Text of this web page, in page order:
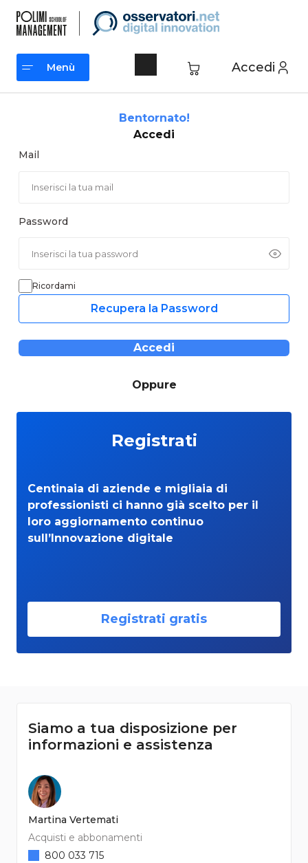
contenuto
Accedi
Menù
Bentornato!
Accedi
Mail
Password
Ricordami
Recupera la Password
Accedi
Oppure
Registrati
Centinaia di aziende e migliaia di
professionisti ci hanno già scelto per il
loro aggiornamento continuo
sull’Innovazione digitale
Registrati gratis
Siamo a tua disposizione per
informazioni e assistenza
Martina Vertemati
Acquisti e abbonamenti
800 033 715